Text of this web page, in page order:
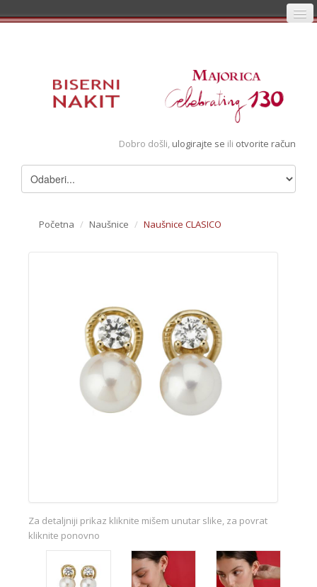
Registracija
Pregledani artikli
Dobro došli, ulogirajte se ili otvorite račun
Početna / Naušnice / Naušnice CLASICO
Za detaljniji prikaz kliknite mišem unutar slike, za povrat
kliknite ponovno